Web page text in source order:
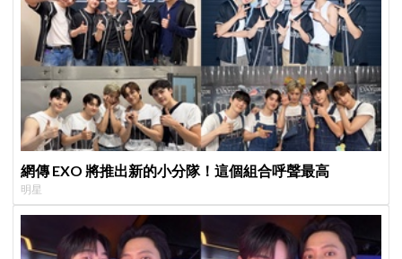
網傳 EXO 將推出新的小分隊！這個組合呼聲最高
明星